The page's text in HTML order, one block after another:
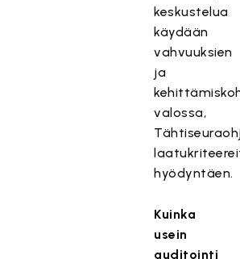
keskustelua
käydään
vahvuuksien
ja
valossa,
hyödyntäen.
Kuinka
usein
auditointi